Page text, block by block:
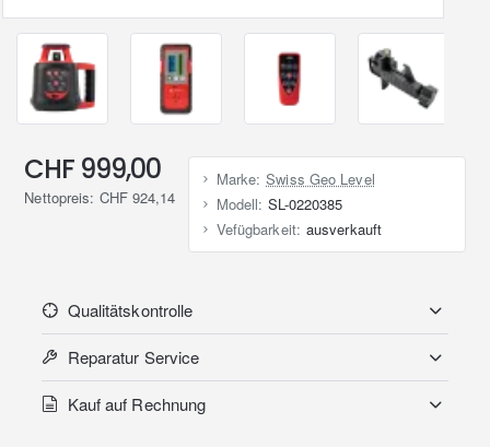
CHF 999,00
Nettopreis: CHF 924,14
Marke: Swiss Geo Level
Modell: SL-0220385
Vefügbarkeit: ausverkauft
Qualitätskontrolle
Reparatur Service
Kauf auf Rechnung